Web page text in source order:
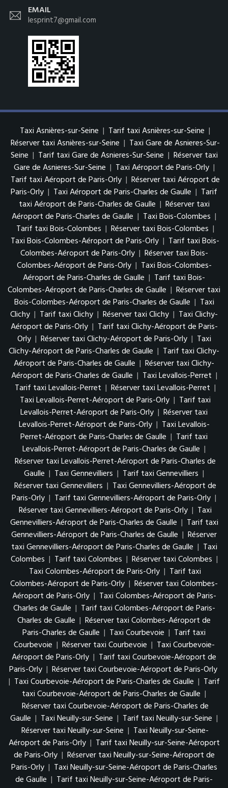
EMAIL
lesprint7@gmail.com
Taxi Asnières-sur-Seine | Tarif taxi Asnières-sur-Seine |
Réserver taxi Asnières-sur-Seine | Taxi Gare de Asnieres-Sur-
Seine | Tarif taxi Gare de Asnieres-Sur-Seine | Réserver taxi
Gare de Asnieres-Sur-Seine | Taxi Aéroport de Paris-Orly |
Tarif taxi Aéroport de Paris-Orly | Réserver taxi Aéroport de
Paris-Orly | Taxi Aéroport de Paris-Charles de Gaulle | Tarif
taxi Aéroport de Paris-Charles de Gaulle | Réserver taxi
Aéroport de Paris-Charles de Gaulle | Taxi Bois-Colombes |
Tarif taxi Bois-Colombes | Réserver taxi Bois-Colombes |
Taxi Bois-Colombes-Aéroport de Paris-Orly | Tarif taxi Bois-
Colombes-Aéroport de Paris-Orly | Réserver taxi Bois-
Colombes-Aéroport de Paris-Orly | Taxi Bois-Colombes-
Aéroport de Paris-Charles de Gaulle | Tarif taxi Bois-
Colombes-Aéroport de Paris-Charles de Gaulle | Réserver taxi
Bois-Colombes-Aéroport de Paris-Charles de Gaulle | Taxi
Clichy | Tarif taxi Clichy | Réserver taxi Clichy | Taxi Clichy-
Aéroport de Paris-Orly | Tarif taxi Clichy-Aéroport de Paris-
Orly | Réserver taxi Clichy-Aéroport de Paris-Orly | Taxi
Clichy-Aéroport de Paris-Charles de Gaulle | Tarif taxi Clichy-
Aéroport de Paris-Charles de Gaulle | Réserver taxi Clichy-
Aéroport de Paris-Charles de Gaulle | Taxi Levallois-Perret |
Tarif taxi Levallois-Perret | Réserver taxi Levallois-Perret |
Taxi Levallois-Perret-Aéroport de Paris-Orly | Tarif taxi
Levallois-Perret-Aéroport de Paris-Orly | Réserver taxi
Levallois-Perret-Aéroport de Paris-Orly | Taxi Levallois-
Perret-Aéroport de Paris-Charles de Gaulle | Tarif taxi
Levallois-Perret-Aéroport de Paris-Charles de Gaulle |
Réserver taxi Levallois-Perret-Aéroport de Paris-Charles de
Gaulle | Taxi Gennevilliers | Tarif taxi Gennevilliers |
Réserver taxi Gennevilliers | Taxi Gennevilliers-Aéroport de
Paris-Orly | Tarif taxi Gennevilliers-Aéroport de Paris-Orly |
Réserver taxi Gennevilliers-Aéroport de Paris-Orly | Taxi
Gennevilliers-Aéroport de Paris-Charles de Gaulle | Tarif taxi
Gennevilliers-Aéroport de Paris-Charles de Gaulle | Réserver
taxi Gennevilliers-Aéroport de Paris-Charles de Gaulle | Taxi
Colombes | Tarif taxi Colombes | Réserver taxi Colombes |
Taxi Colombes-Aéroport de Paris-Orly | Tarif taxi
Colombes-Aéroport de Paris-Orly | Réserver taxi Colombes-
Aéroport de Paris-Orly | Taxi Colombes-Aéroport de Paris-
Charles de Gaulle | Tarif taxi Colombes-Aéroport de Paris-
Charles de Gaulle | Réserver taxi Colombes-Aéroport de
Paris-Charles de Gaulle | Taxi Courbevoie | Tarif taxi
Courbevoie | Réserver taxi Courbevoie | Taxi Courbevoie-
Aéroport de Paris-Orly | Tarif taxi Courbevoie-Aéroport de
Paris-Orly | Réserver taxi Courbevoie-Aéroport de Paris-Orly
| Taxi Courbevoie-Aéroport de Paris-Charles de Gaulle | Tarif
taxi Courbevoie-Aéroport de Paris-Charles de Gaulle |
Réserver taxi Courbevoie-Aéroport de Paris-Charles de
Gaulle | Taxi Neuilly-sur-Seine | Tarif taxi Neuilly-sur-Seine |
Réserver taxi Neuilly-sur-Seine | Taxi Neuilly-sur-Seine-
Aéroport de Paris-Orly | Tarif taxi Neuilly-sur-Seine-Aéroport
de Paris-Orly | Réserver taxi Neuilly-sur-Seine-Aéroport de
Paris-Orly | Taxi Neuilly-sur-Seine-Aéroport de Paris-Charles
de Gaulle | Tarif taxi Neuilly-sur-Seine-Aéroport de Paris-